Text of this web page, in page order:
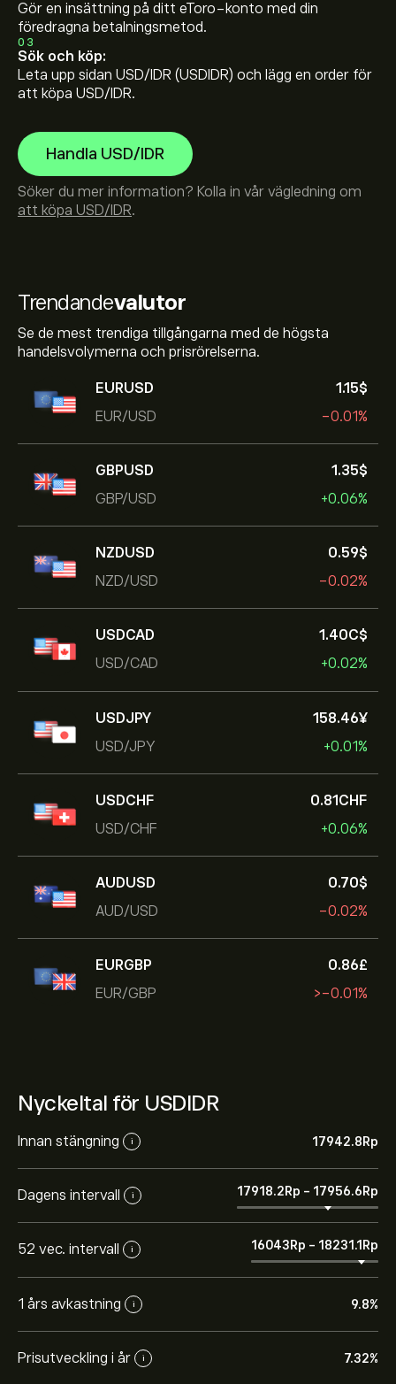
Trendandevalutor
Se de mest trendiga tillgångarna med de högsta
handelsvolymerna och prisrörelserna.
EURUSD
EUR/USD
1.15‎$‎
-0.01%
GBPUSD
GBP/USD
1.35‎$‎
+0.06%
NZDUSD
NZD/USD
0.59‎$‎
-0.02%
USDCAD
USD/CAD
1.40‎C$‎
+0.02%
USDJPY
USD/JPY
158.46‎¥‎
+0.01%
USDCHF
USD/CHF
0.81‎CHF‎
+0.06%
AUDUSD
AUD/USD
0.70‎$‎
-0.02%
EURGBP
EUR/GBP
0.86‎£‎
‎>-‎0.01%
Nyckeltal för USDIDR
Innan stängning i 17942.8‎Rp‎
Dagens intervall i 17918.2‎Rp‎ - 17956.6‎Rp‎
52 vec. intervall i 16043‎Rp‎ - 18231.1‎Rp‎
1 års avkastning i 9.8%
Prisutveckling i år i 7.32%
Gör en insättning på ditt eToro-konto med din
föredragna betalningsmetod.
03
Sök och köp:
Leta upp sidan USD/IDR (USDIDR) och lägg en order för
att köpa USD/IDR.
Handla USD/IDR
Söker du mer information? Kolla in vår vägledning om
att köpa USD/IDR.